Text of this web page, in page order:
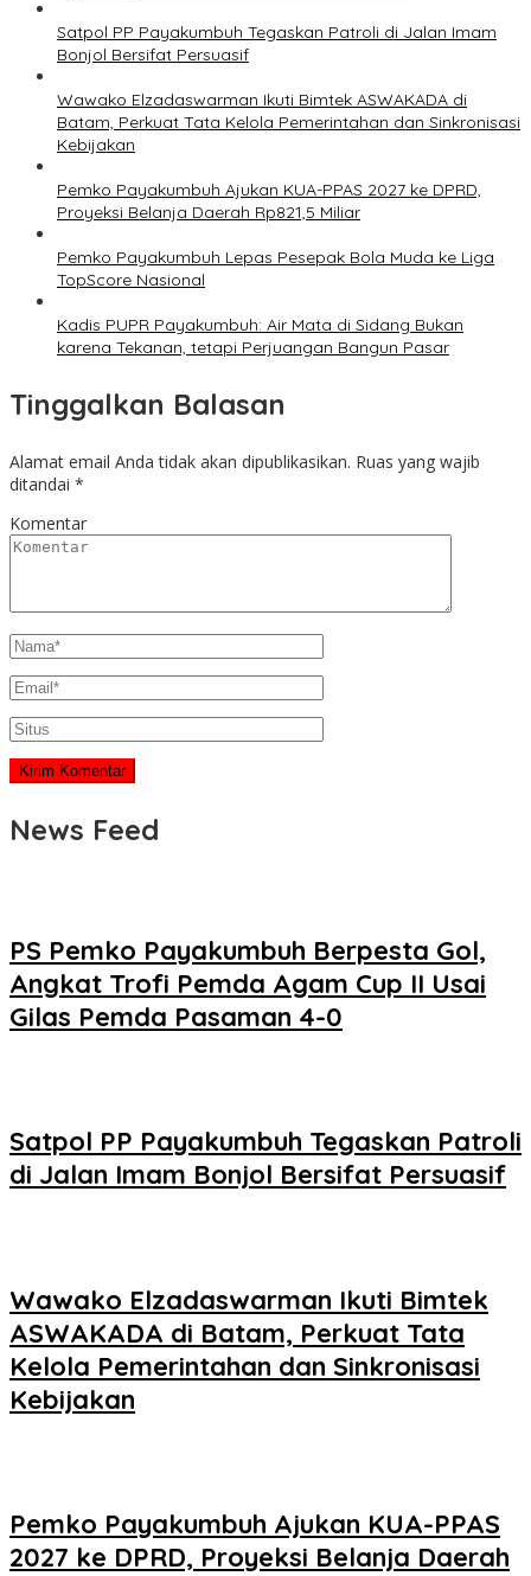
Satpol PP Payakumbuh Tegaskan Patroli di Jalan Imam
Bonjol Bersifat Persuasif
Wawako Elzadaswarman Ikuti Bimtek ASWAKADA di
Batam, Perkuat Tata Kelola Pemerintahan dan Sinkronisasi
Kebijakan
Pemko Payakumbuh Ajukan KUA-PPAS 2027 ke DPRD,
Proyeksi Belanja Daerah Rp821,5 Miliar
Pemko Payakumbuh Lepas Pesepak Bola Muda ke Liga
TopScore Nasional
Kadis PUPR Payakumbuh: Air Mata di Sidang Bukan
karena Tekanan, tetapi Perjuangan Bangun Pasar
Tinggalkan Balasan
Alamat email Anda tidak akan dipublikasikan. Ruas yang wajib
ditandai *
Komentar
News Feed
PS Pemko Payakumbuh Berpesta Gol,
Angkat Trofi Pemda Agam Cup II Usai
Gilas Pemda Pasaman 4-0
Satpol PP Payakumbuh Tegaskan Patroli
di Jalan Imam Bonjol Bersifat Persuasif
Wawako Elzadaswarman Ikuti Bimtek
ASWAKADA di Batam, Perkuat Tata
Kelola Pemerintahan dan Sinkronisasi
Kebijakan
Pemko Payakumbuh Ajukan KUA-PPAS
2027 ke DPRD, Proyeksi Belanja Daerah